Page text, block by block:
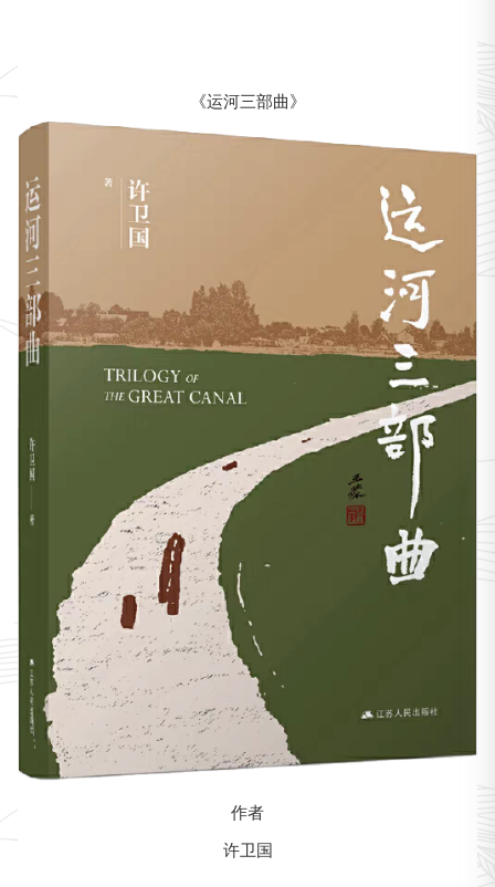
《运河三部曲》
作者
许卫国